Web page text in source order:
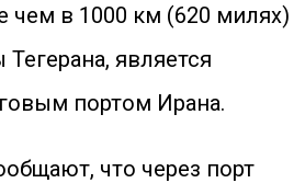
чем в 1000 км (620 милях)
является
портом Ирана.
что через порт